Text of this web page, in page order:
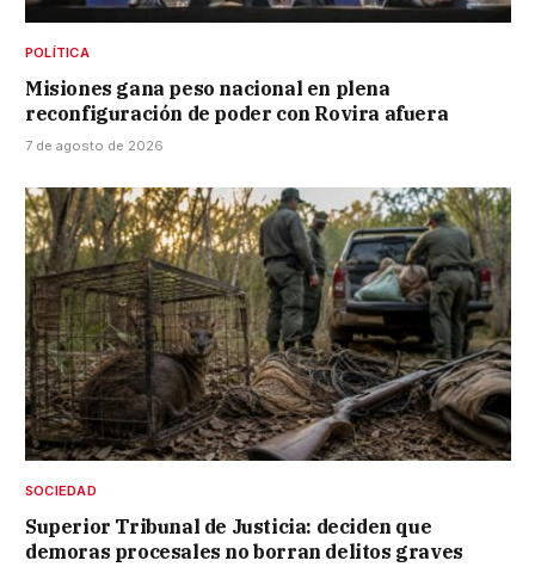
POLÍTICA
Misiones gana peso nacional en plena
reconfiguración de poder con Rovira afuera
7 de agosto de 2026
SOCIEDAD
Superior Tribunal de Justicia: deciden que
demoras procesales no borran delitos graves